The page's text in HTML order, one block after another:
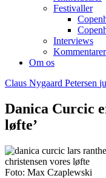
Festivaller
Interviews
Kommentarer
Om os
Claus Nygaard Petersen
Danica Curcic
løfte’
Foto: Max Czaplewski